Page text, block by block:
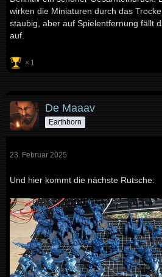
wirken die Miniaturen durch das
staubig, aber auf Spielentfernung fällt
auf.
1
De Maaav
Earthborn
23. Februar 2025
Und hier kommt die nächste Rutsche: